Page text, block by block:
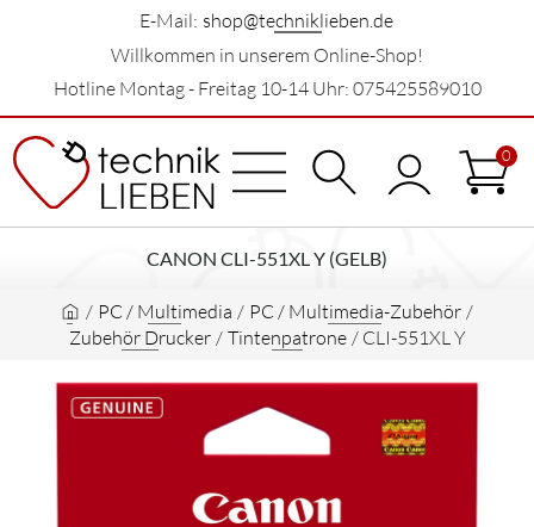
E-Mail: shop@techniklieben.de
Willkommen in unserem Online-Shop!
Hotline Montag - Freitag 10-14 Uhr: 075425589010
0
CANON CLI-551XL Y (GELB)
/ PC / Multimedia / PC / Multimedia-Zubehör /
Zubehör Drucker / Tintenpatrone / CLI-551XL Y